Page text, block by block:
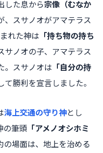
した息から宗像（むなか
、スサノオがアマテラス
れた神は 「持ち物の持ち
サノオの子、アマテラス
。スサノオは 「自分の持
て勝利を宣言しました。
海上交通の守り神とし
の筆頭 「アメノオシホミ
の場面は、地上を治める